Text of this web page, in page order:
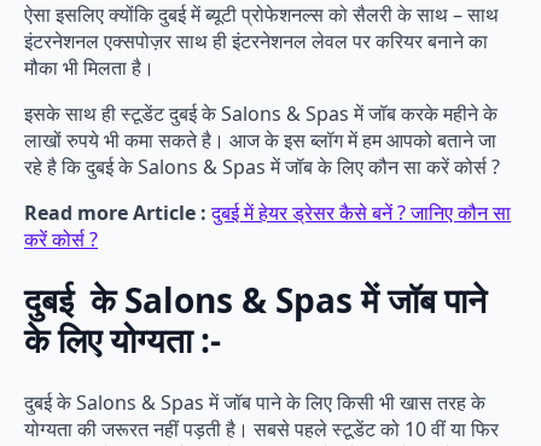
ऐसा इसलिए क्योंकि दुबई में ब्यूटी प्रोफेशनल्स को सैलरी के साथ – साथ
इंटरनेशनल एक्सपोज़र साथ ही इंटरनेशनल लेवल पर करियर बनाने का
मौका भी मिलता है।
इसके साथ ही स्टूडेंट दुबई के Salons & Spas में जॉब करके महीने के
लाखों रुपये भी कमा सकते है। आज के इस ब्लॉग में हम आपको बताने जा
रहे है कि दुबई के Salons & Spas में जॉब के लिए कौन सा करें कोर्स ?
Read more Article :दुबई में हेयर ड्रेसर कैसे बनें ? जानिए कौन सा
करें कोर्स ?
दुबई के Salons & Spas में जॉब पाने
के लिए योग्यता :-
दुबई के Salons & Spas में जॉब पाने के लिए किसी भी खास तरह के
योग्यता की जरूरत नहीं पड़ती है। सबसे पहले स्टूडेंट को 10 वीं या फिर